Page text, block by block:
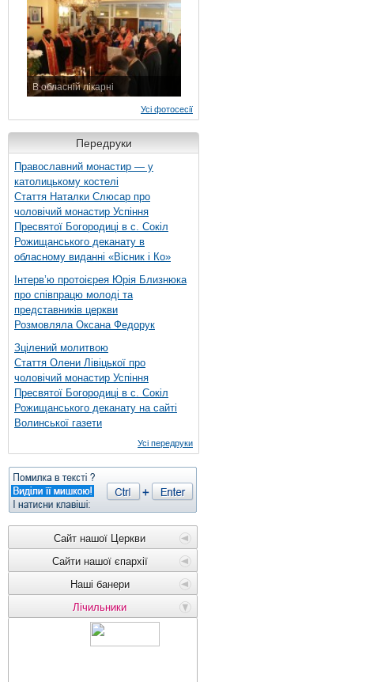
В обласній лікарні
Усі фотосесії
Передруки
Православний монастир — у
католицькому костелі
Стаття Наталки Слюсар про
чоловічий монастир Успіння
Пресвятої Богородиці в с. Сокіл
Рожищанського деканату в
обласному виданні «Вісник і Ко»
Інтерв’ю протоієрея Юрія Близнюка
про співпрацю молоді та
представників церкви
Розмовляла Оксана Федорук
Зцілений молитвою
Стаття Олени Лівіцької про
чоловічий монастир Успіння
Пресвятої Богородиці в с. Сокіл
Рожищанського деканату на сайті
Волинської газети
Усі передруки
Сайт нашої Церкви
Сайти нашої єпархії
Наші банери
Лічильники